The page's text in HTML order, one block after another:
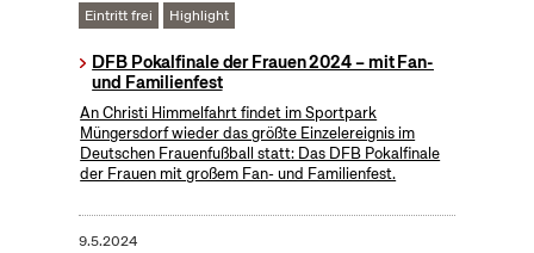
Eintritt frei
Highlight
DFB Pokalfinale der Frauen 2024 – mit Fan-
und Familienfest
An Christi Himmelfahrt findet im Sportpark
Müngersdorf wieder das größte Einzelereignis im
Deutschen Frauenfußball statt: Das DFB Pokalfinale
der Frauen mit großem Fan- und Familienfest.
9.5.2024